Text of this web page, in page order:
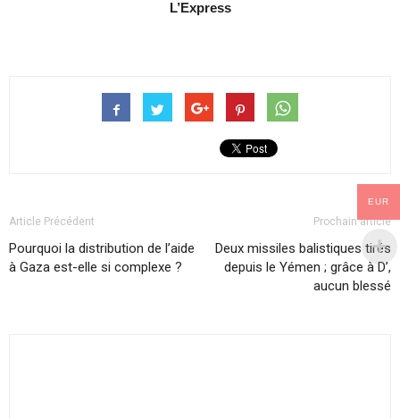
L’Express
Article Précédent
Pourquoi la distribution de l’aide
à Gaza est-elle si complexe ?
Prochain article
Deux missiles balistiques tirés
depuis le Yémen ; grâce à D’,
aucun blessé
EUR